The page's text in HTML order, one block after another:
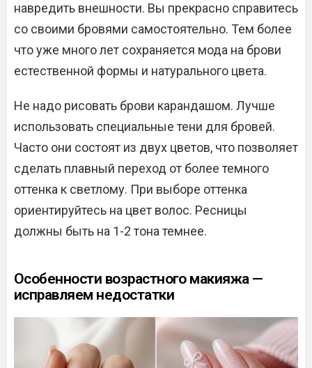
навредить внешности. Вы прекрасно справитесь
со своими бровями самостоятельно. Тем более
что уже много лет сохраняется мода на брови
естественной формы и натурального цвета.
Не надо рисовать брови карандашом. Лучше
использовать специальные тени для бровей.
Часто они состоят из двух цветов, что позволяет
сделать плавный переход от более темного
оттенка к светлому. При выборе оттенка
ориентируйтесь на цвет волос. Ресницы
должны быть на 1-2 тона темнее.
Особенности возрастного макияжа —
исправляем недостатки